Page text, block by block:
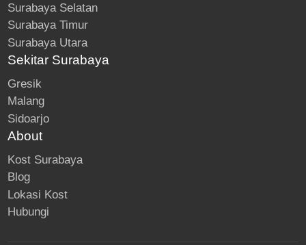
Surabaya Selatan
Surabaya Timur
Surabaya Utara
Sekitar Surabaya
Gresik
Malang
Sidoarjo
About
Kost Surabaya
Blog
Lokasi Kost
Hubungi